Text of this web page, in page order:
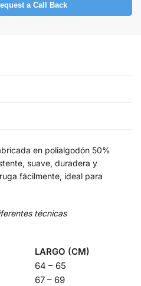
a Call Back
en polialgodón 50%
suave, duradera y
fácilmente, ideal para
técnicas
LARGO (CM)
64 – 65
67 – 69